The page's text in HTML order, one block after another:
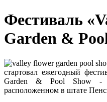
Фестиваль
Garden &
стартовал ежегодный
Garden & Pool Show -
расположенном в штате